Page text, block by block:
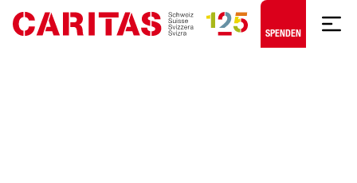
Zum Hauptinhalt springen
SPENDEN